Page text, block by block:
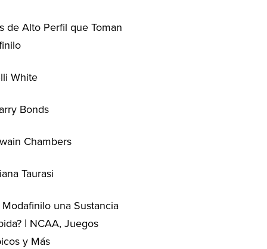
de Alto Perfil que Toman
White
Bonds
Chambers
Taurasi
Modafinilo una Sustancia
| NCAA, Juegos
y Más